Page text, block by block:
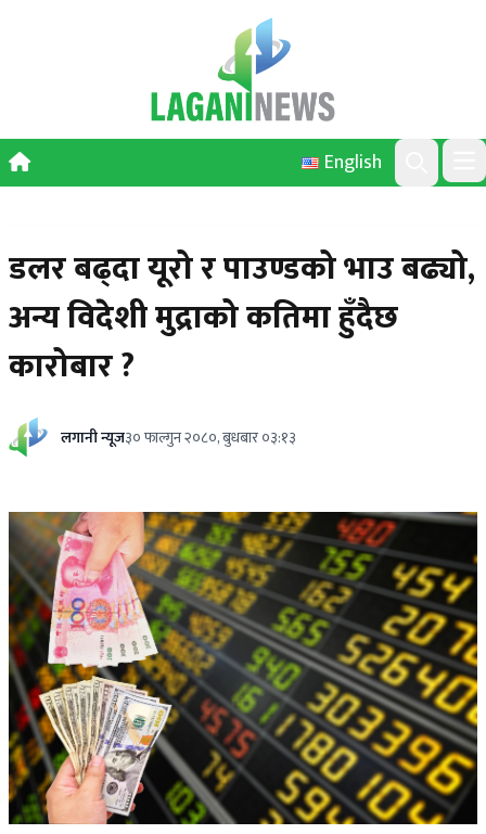
English
Search
डलर बढ्दा यूरो र पाउण्डको भाउ बढ्यो,
अन्य विदेशी मुद्राको कतिमा हुँदैछ
कारोबार ?
लगानी न्यूज३० फाल्गुन २०८०, बुधबार ०३:१३